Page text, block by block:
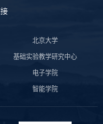
北京大学
基础实验教学研究中心
电子学院
智能学院